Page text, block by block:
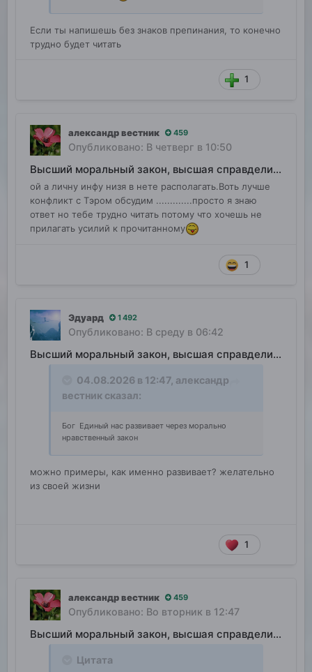
Если ты напишешь без знаков препинания, то конечно
трудно будет читать
1
александр вестник 459
Опубликовано: В четверг в 10:50
Высший моральный закон, высшая справделивость
ой а личну инфу низя в нете располагать.Воть лучше
конфликт с Тэром обсудим .............просто я знаю
ответ но тебе трудно читать потому что хочешь не
прилагать усилий к прочитанному
1
Эдуард 1 492
Опубликовано: В среду в 06:42
Высший моральный закон, высшая справделивость
04.08.2026 в 12:47, александр
вестник сказал:
Бог Единый нас развивает через морально
нравственный закон
можно примеры, как именно развивает? желательно
из своей жизни
1
александр вестник 459
Опубликовано: Во вторник в 12:47
Высший моральный закон, высшая справделивость
Цитата